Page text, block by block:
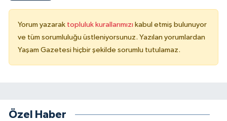
Yorum yazarak topluluk kurallarımızı kabul etmiş bulunuyor
ve tüm sorumluluğu üstleniyorsunuz. Yazılan yorumlardan
Yaşam Gazetesi hiçbir şekilde sorumlu tutulamaz.
Özel Haber